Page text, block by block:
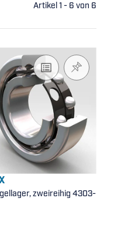
Artikel 1 - 6 von 6
zweireihig 4303-